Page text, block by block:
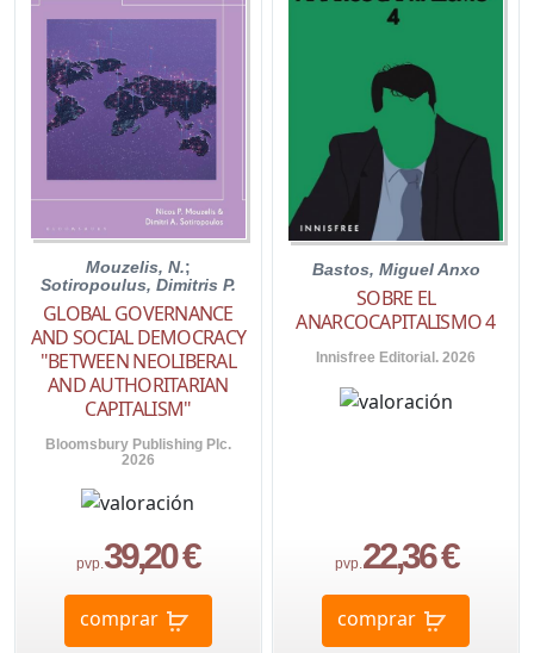
Mouzelis, N.;
Sotiropoulus, Dimitris P.
GLOBAL GOVERNANCE
AND SOCIAL DEMOCRACY
"BETWEEN NEOLIBERAL
AND AUTHORITARIAN
CAPITALISM"
Bloomsbury Publishing Plc.
2026
pvp.39,20 €
comprar
Bastos, Miguel Anxo
SOBRE EL
ANARCOCAPITALISMO 4
Innisfree Editorial. 2026
pvp.22,36 €
comprar